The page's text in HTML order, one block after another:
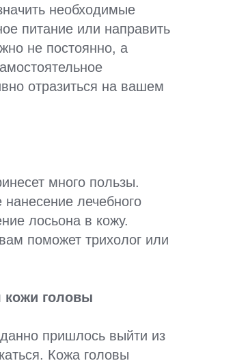
необходимые
питание или направить
не постоянно, а
отразиться на вашем
много пользы.
лечебного
лосьона в кожу.
поможет трихолог или
кожи головы
пришлось выйти из
Кожа головы